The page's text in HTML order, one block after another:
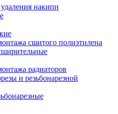
накипи
сшитого полиэтилена
радиаторов
и резьбонарезной